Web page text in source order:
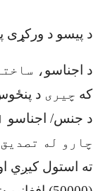
د پیسو د ورکړی
د اجناسو،
که چیری
د جنس/ اجناسو
چارو له
ته استول کيږي